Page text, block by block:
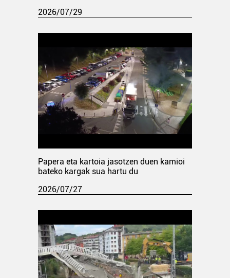
2026/07/29
Papera eta kartoia jasotzen duen kamioi
bateko kargak sua hartu du
2026/07/27